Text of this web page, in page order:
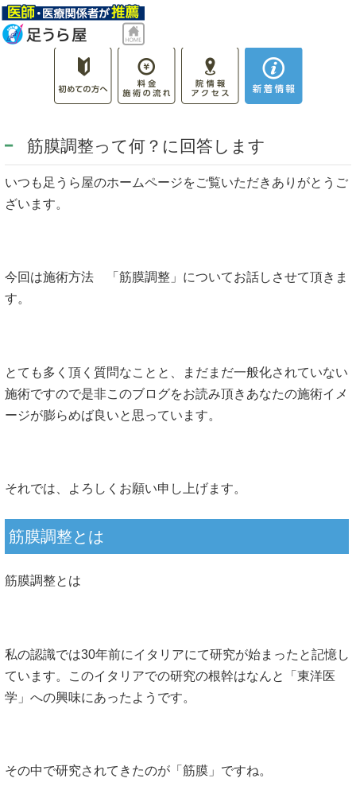
筋膜調整って何？に回答します
いつも足うら屋のホームページをご覧いただきありがとうご
ざいます。
今回は施術方法 「筋膜調整」についてお話しさせて頂きま
す。
とても多く頂く質問なことと、まだまだ一般化されていない
施術ですので是非このブログをお読み頂きあなたの施術イメ
ージが膨らめば良いと思っています。
それでは、よろしくお願い申し上げます。
筋膜調整とは
筋膜調整とは
私の認識では30年前にイタリアにて研究が始まったと記憶し
ています。このイタリアでの研究の根幹はなんと「東洋医
学」への興味にあったようです。
その中で研究されてきたのが「筋膜」ですね。